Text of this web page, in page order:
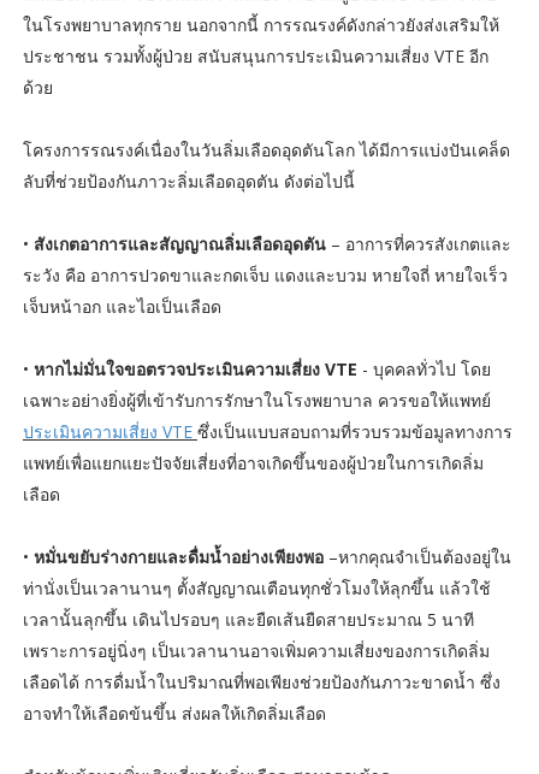
ในโรงพยาบาลทุกราย นอกจากนี้ การรณรงค์ดังกล่าวยังส่งเสริมให้
ประชาชน รวมทั้งผู้ป่วย สนับสนุนการประเมินความเสี่ยง VTE อีก
ด้วย
โครงการรณรงค์เนื่องในวันลิ่มเลือดอุดตันโลก ได้มีการแบ่งปันเคล็ด
ลับที่ช่วยป้องกันภาวะลิ่มเลือดอุดตัน ดังต่อไปนี้
• สังเกตอาการและสัญญาณลิ่มเลือดอุดตัน– อาการที่ควรสังเกตและ
ระวัง คือ อาการปวดขาและกดเจ็บ แดงและบวม หายใจถี่ หายใจเร็ว
เจ็บหน้าอก และไอเป็นเลือด
• หากไม่มั่นใจขอตรวจประเมินความเสี่ยง VTE - บุคคลทั่วไป โดย
เฉพาะอย่างยิ่งผู้ที่เข้ารับการรักษาในโรงพยาบาล ควรขอให้แพทย์
ประเมินความเสี่ยง VTE ซึ่งเป็นแบบสอบถามที่รวบรวมข้อมูลทางการ
แพทย์เพื่อแยกแยะปัจจัยเสี่ยงที่อาจเกิดขึ้นของผู้ป่วยในการเกิดลิ่ม
เลือด
• หมั่นขยับร่างกายและดื่มน้ำอย่างเพียงพอ–หากคุณจำเป็นต้องอยู่ใน
ท่านั่งเป็นเวลานานๆ ตั้งสัญญาณเตือนทุกชั่วโมงให้ลุกขึ้น แล้วใช้
เวลานั้นลุกขึ้น เดินไปรอบๆ และยืดเส้นยืดสายประมาณ 5 นาที
เพราะการอยู่นิ่งๆ เป็นเวลานานอาจเพิ่มความเสี่ยงของการเกิดลิ่ม
เลือดได้ การดื่มน้ำในปริมาณที่พอเพียงช่วยป้องกันภาวะขาดน้ำ ซึ่ง
อาจทำให้เลือดข้นขึ้น ส่งผลให้เกิดลิ่มเลือด